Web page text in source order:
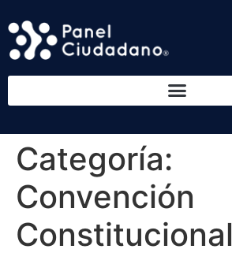
Categoría:
Convención
Constitucional